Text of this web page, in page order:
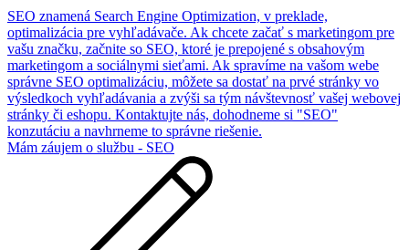
SEO znamená Search Engine Optimization, v preklade,
optimalizácia pre vyhľadávače. Ak chcete začať s marketingom pre
vašu značku, začnite so SEO, ktoré je prepojené s obsahovým
marketingom a sociálnymi sieťami. Ak spravíme na vašom webe
správne SEO optimalizáciu, môžete sa dostať na prvé stránky vo
výsledkoch vyhľadávania a zvýši sa tým návštevnosť vašej webovej
stránky či eshopu. Kontaktujte nás, dohodneme si "SEO"
konzutáciu a navhrneme to správne riešenie.
Mám záujem o službu - SEO